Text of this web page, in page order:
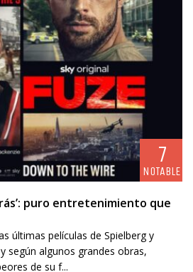
7
NOTABLE
puro entretenimiento que
últimas películas de Spielberg y
según algunos grandes obras,
de su f...